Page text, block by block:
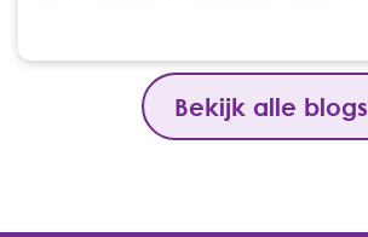
Bekijk alle blogs